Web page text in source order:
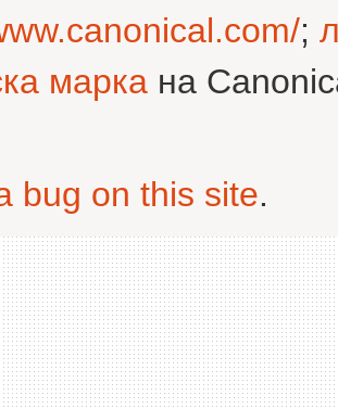
;
марка на
bug on this site.